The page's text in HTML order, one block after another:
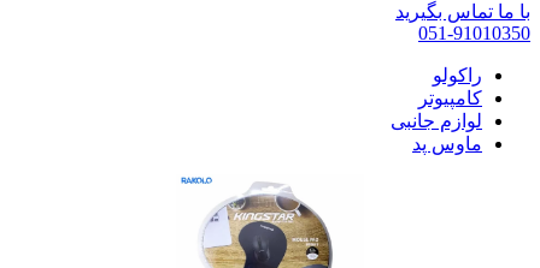
با ما تماس بگیرید
051-91010350
راکولو
کامپیوتر
لوازم جانبی
ماوس پد